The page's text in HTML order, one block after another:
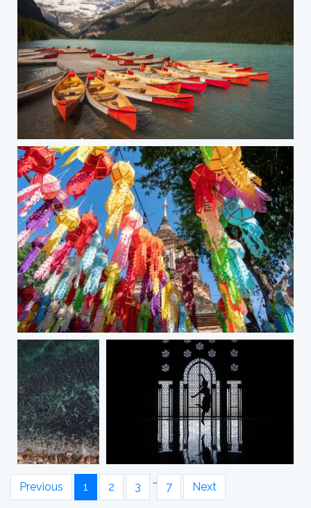
Previous 1 2 3
…
7 Next